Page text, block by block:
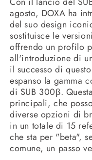
agosto, DOXA ha
del suo design
sostituisce le
offrendo un profilo
all'introduzione di
il successo di
espanso la gamma
di SUB 300β.
principali, che
diverse opzioni di
in un totale di 15
che sta per "beta",
comune, un passo